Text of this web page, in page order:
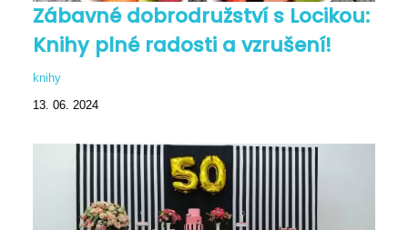
Zábavné dobrodružství s Locikou:
Knihy plné radosti a vzrušení!
knihy
13. 06. 2024